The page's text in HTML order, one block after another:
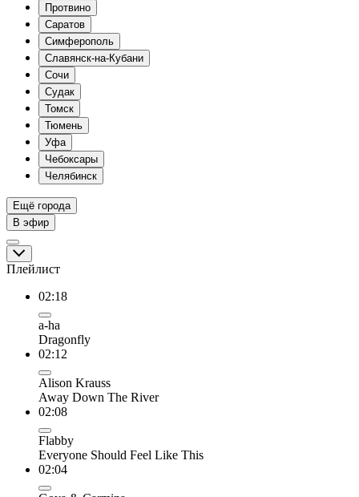
Протвино
Саратов
Симферополь
Славянск-на-Кубани
Сочи
Судак
Томск
Тюмень
Уфа
Чебоксары
Челябинск
Ещё города
В эфир
Плейлист
02:18
a-ha
Dragonfly
02:12
Alison Krauss
Away Down The River
02:08
Flabby
Everyone Should Feel Like This
02:04